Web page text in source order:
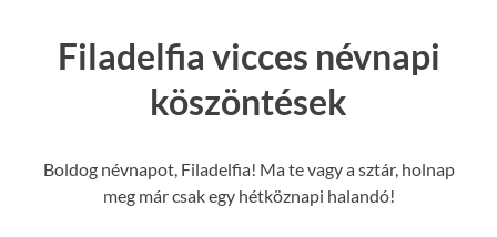
Filadelfia vicces névnapi
köszöntések
Boldog névnapot, Filadelfia! Ma te vagy a sztár, holnap
meg már csak egy hétköznapi halandó!